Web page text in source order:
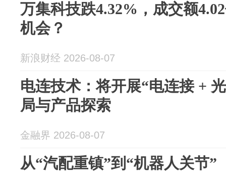
万集科技跌4.32%，成交额
机会？
新浪财经 2026-08-07
电连技术：将开展“电连接 +
局与产品探索
金融界 2026-08-07
从“汽配重镇”到“机器人关节”